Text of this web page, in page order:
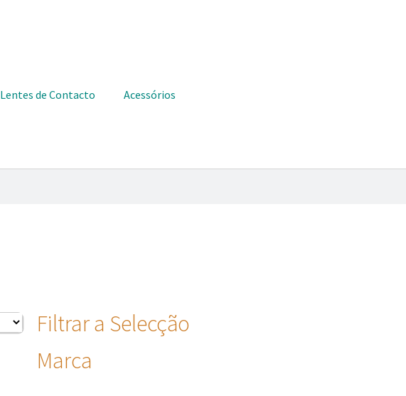
Lentes de Contacto Acessórios
Filtrar a Selecção
Marca